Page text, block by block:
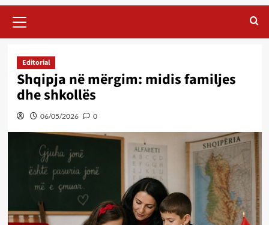
Menu
Editorial
Shqipja në mërgim: midis familjes
dhe shkollës
06/05/2026 0